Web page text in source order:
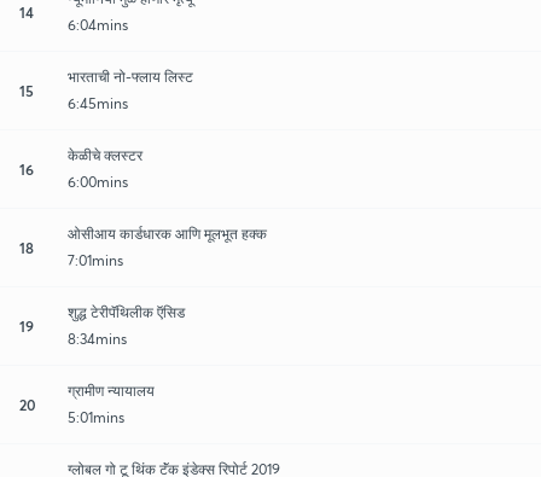
14
6:04mins
15
भारताची नो-फ्लाय लिस्ट
6:45mins
16
केळीचे क्लस्टर
6:00mins
18
ओसीआय कार्डधारक आणि मूलभूत हक्क
7:01mins
19
शुद्ध टेरीपॅथिलीक ऍसिड
8:34mins
20
ग्रामीण न्यायालय
5:01mins
ग्लोबल गो टू थिंक टॅंक इंडेक्स रिपोर्ट 2019